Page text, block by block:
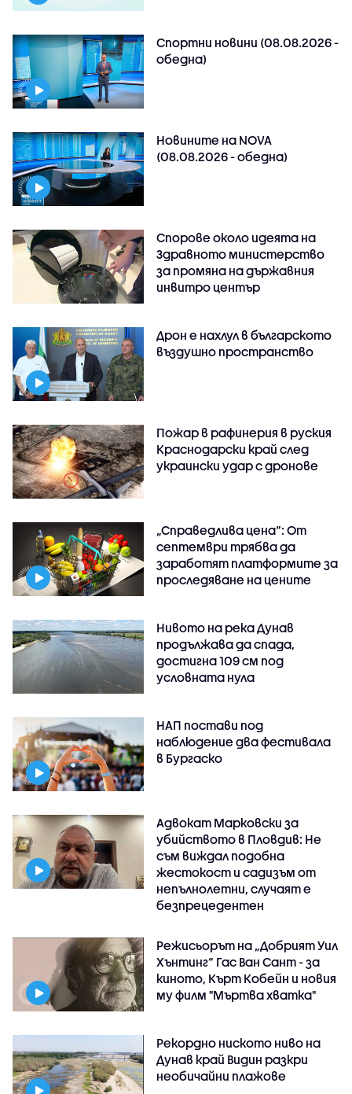
Спортни новини (08.08.2026 -
обедна)
Новините на NOVA
(08.08.2026 - обедна)
Спорове около идеята на
Здравното министерство
за промяна на държавния
инвитро център
Дрон е нахлул в българското
въздушно пространство
Пожар в рафинерия в руския
Краснодарски край след
украински удар с дронове
„Справедлива цена“: От
септември трябва да
заработят платформите за
проследяване на цените
Нивото на река Дунав
продължава да спада,
достигна 109 см под
условната нула
НАП постави под
наблюдение два фестивала
в Бургаско
Адвокат Марковски за
убийството в Пловдив: Не
съм виждал подобна
жестокост и садизъм от
непълнолетни, случаят е
безпрецедентен
Режисьорът на „Добрият Уил
Хънтинг“ Гас Ван Сант - за
киното, Кърт Кобейн и новия
му филм "Мъртва хватка"
Рекордно ниското ниво на
Дунав край Видин разкри
необичайни плажове